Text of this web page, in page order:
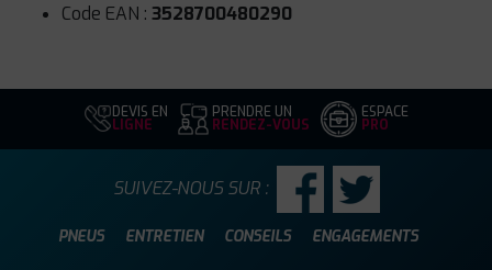
Code EAN : 3528700480290
DEVIS EN
LIGNE
PRENDRE UN
RENDEZ-VOUS
ESPACE
PRO
PNEUS ENTRETIEN CONSEILS ENGAGEMENTS
SUIVEZ-NOUS SUR :